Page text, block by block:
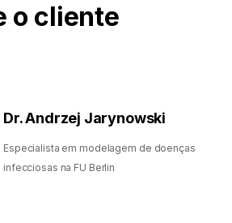
o cliente
Dr. Andrzej Jarynowski
Especialista em modelagem de doenças
infecciosas na FU Berlin